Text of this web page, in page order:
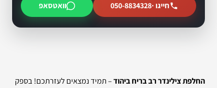
חייגו ·050-8834328 וואטסאפ
החלפת צילינדר רב בריח ביהוד– תמיד נמצאים לעזרתכם! בספק